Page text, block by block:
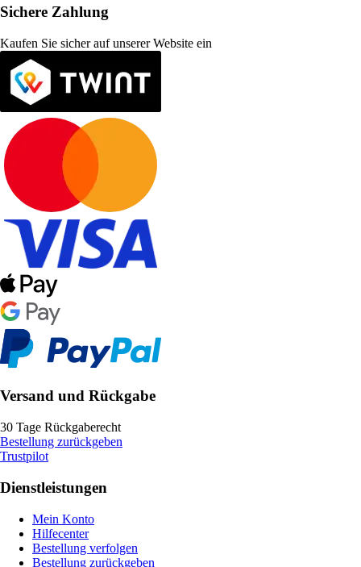
Sichere Zahlung
Kaufen Sie sicher auf unserer Website ein
Versand und Rückgabe
30 Tage Rückgaberecht
Bestellung zurückgeben
Trustpilot
Dienstleistungen
Mein Konto
Hilfecenter
Bestellung verfolgen
Bestellung zurückgeben